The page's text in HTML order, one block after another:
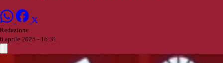
Redazione
6 aprile 2025 - 16:31